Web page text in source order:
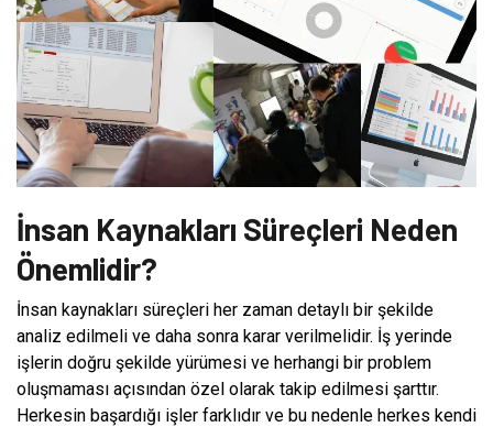
İnsan Kaynakları Süreçleri Neden
Önemlidir?
İnsan kaynakları süreçleri her zaman detaylı bir şekilde
analiz edilmeli ve daha sonra karar verilmelidir. İş yerinde
işlerin doğru şekilde yürümesi ve herhangi bir problem
oluşmaması açısından özel olarak takip edilmesi şarttır.
Herkesin başardığı işler farklıdır ve bu nedenle herkes kendi